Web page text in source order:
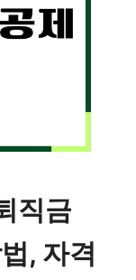
직금
, 자격